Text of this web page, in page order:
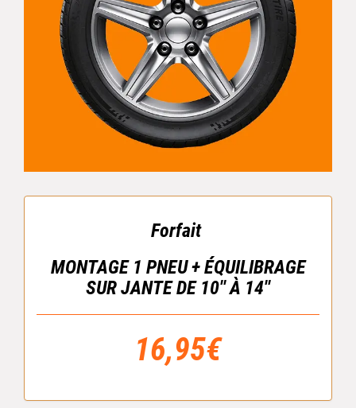
Forfait
MONTAGE 1 PNEU + ÉQUILIBRAGE
SUR JANTE DE 10'' À 14''
16,95€